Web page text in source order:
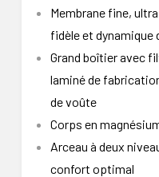
Membrane fine,
fidèle et dynamique
Grand boîtier avec
laminé de
de voûte
Corps en
Arceau à deux
confort optimal